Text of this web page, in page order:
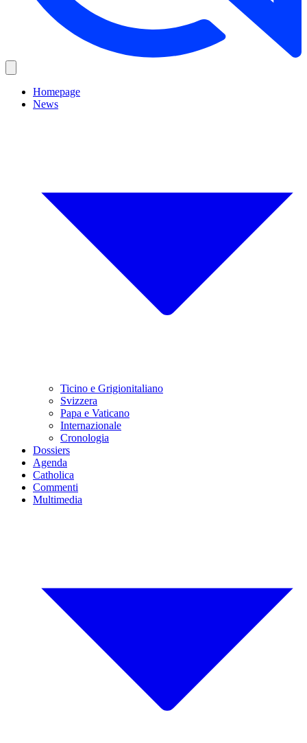
Homepage
News
Ticino e Grigionitaliano
Svizzera
Papa e Vaticano
Internazionale
Cronologia
Dossiers
Agenda
Catholica
Commenti
Multimedia